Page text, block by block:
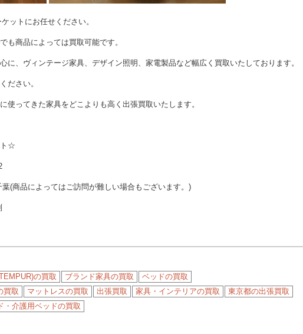
ットにお任せください。
も商品によっては買取可能です。
に、ヴィンテージ家具、デザイン照明、家電製品など幅広く買取いたしております。
ださい。
使ってきた家具をどこよりも高く出張買取いたします。
ト☆
(商品によってはご訪問が難しい場合もございます。)
の買取 ブランド家具の買取
ベッドの買取
買取
マットレスの買取 出張買取 家具・インテリアの買取
東京都の出張買取
・介護用ベッドの買取